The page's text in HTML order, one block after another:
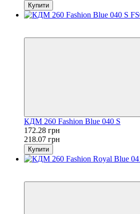
Купити
КДМ 260 Fashion Blue 040 S
172.28 грн
218.07 грн
Купити